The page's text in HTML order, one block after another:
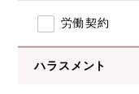
労働契約
ハラスメント